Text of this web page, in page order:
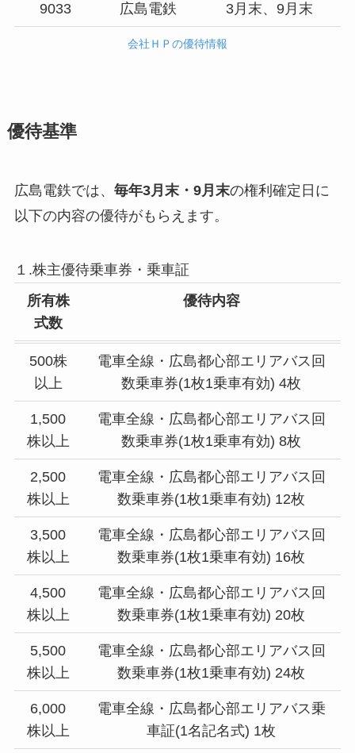
9033 広島電鉄 3月末、9月末
会社ＨＰの優待情報
優待基準
広島電鉄では、 毎年3月末・9月末の権利確定日に
以下の内容の優待がもらえます。
１.株主優待乗車券・乗車証
所有株
式数
優待内容
500株
以上
電車全線・広島都心部エリアバス回
数乗車券(1枚1乗車有効) 4枚
1,500
株以上
電車全線・広島都心部エリアバス回
数乗車券(1枚1乗車有効) 8枚
2,500
株以上
電車全線・広島都心部エリアバス回
数乗車券(1枚1乗車有効) 12枚
3,500
株以上
電車全線・広島都心部エリアバス回
数乗車券(1枚1乗車有効) 16枚
4,500
株以上
電車全線・広島都心部エリアバス回
数乗車券(1枚1乗車有効) 20枚
5,500
株以上
電車全線・広島都心部エリアバス回
数乗車券(1枚1乗車有効) 24枚
6,000
株以上
電車全線・広島都心部エリアバス乗
車証(1名記名式) 1枚